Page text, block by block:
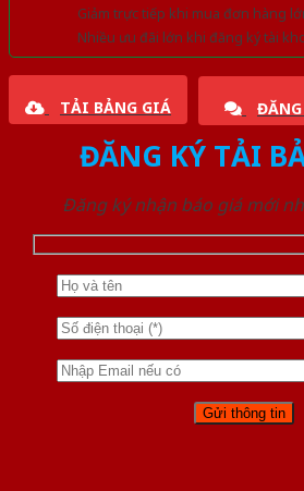
Giảm trực tiếp khi mua đơn hàng
Nhiều ưu đãi lớn khi đăng ký tài
TẢI BẢNG GIÁ
ĐĂNG KÝ TẢI
Đăng ký nhận báo giá mới